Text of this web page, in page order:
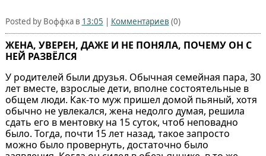
Posted by Воффка в 13:05 | Комментариев (0)
ЖЕНА, УВЕРЕН, ДАЖЕ И НЕ ПОНЯЛА, ПОЧЕМУ ОН С
НЕЙ РАЗВЁЛСЯ
У родителей были друзья. Обычная семейная пара, 30
лет вместе, взрослые дети, вполне состоятельные в
общем люди. Как-то муж пришел домой пьяный, хотя
обычно не увлекался, жена недолго думая, решила
сдать его в ментовку на 15 суток, чтоб неповадно
было. Тогда, почти 15 лет назад, такое запросто
можно было провернуть, достаточно было